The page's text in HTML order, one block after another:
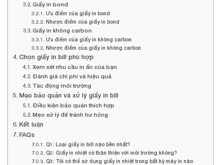
Giấy in bond
Ưu điểm của giấy in bond
Nhược điểm của giấy in bond
Giấy in không carbon
Ưu điểm của giấy in không carbon
Nhược điểm của giấy in không carbon
Chọn giấy in bill phù hợp
Xem xét nhu cầu in ấn của bạn
Đánh giá chi phí và hiệu quả
Tác động môi trường
Mẹo bảo quản và xử lý giấy in bill
Điều kiện bảo quản thích hợp
Mẹo xử lý để tránh hư hỏng
Kết luận
FAQs
Q1: Loại giấy in bill nào bền nhất?
Q2: Giấy in nhiệt có thân thiện với môi trường không?
Q3: Tôi có thể sử dụng giấy in nhiệt trong bất kỳ máy in nào